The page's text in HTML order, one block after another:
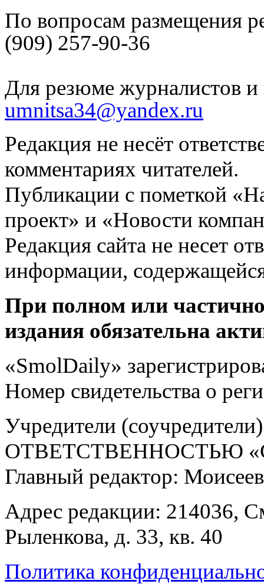
По вопросам размещения
(909) 257-90-36
Для резюме журналистов и
umnitsa34@yandex.ru
Редакция не несёт
комментариях читателей.
Публикации с пометкой
проект» и «Новости
Редакция сайта не несет
информации,
При полном или
издания обязательна
«SmolDaily»
Номер свидетельства о
Учредители
ОТВЕТСТВЕННОСТЬЮ
Главный редактор:
Адрес редакции: 214036,
Рыленкова, д. 33, кв. 40
Политика